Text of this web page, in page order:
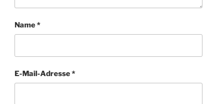
Name*
E-Mail-Adresse*